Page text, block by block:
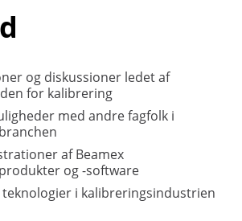
og diskussioner ledet af
for kalibrering
med andre fagfolk i
af Beamex
og -software
teknologier i kalibreringsindustrien